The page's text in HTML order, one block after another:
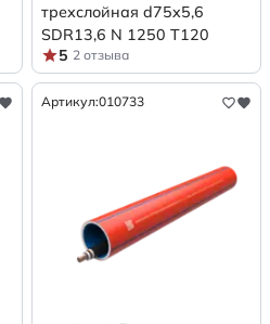
трехслойная d75x5,6
SDR13,6 N 1250 Т120
5 2 отзыва
Артикул:010733